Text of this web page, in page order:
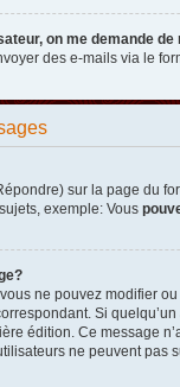
on me demande
des e-mails via le
sur la page du
exemple: Vous
ne pouvez modifier
Si
édition. Ce message
ne peuvent pas